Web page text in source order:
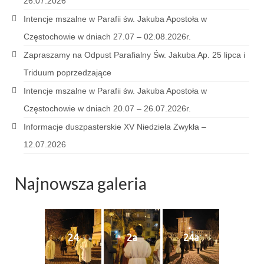
Bierzmowanie 24.10.2022r.
Odpust 2022
Złoty Jubileusz
Pierwsza Komunia Św. – Gr 1
Pierwsza Komunia Św. – Gr 2
Galerie 2021
Odpust 2021
Kościół Stacyjny Wielkiego Postu 2021
Pierwsza Komunia Święta
Intencje mszalne w Parafii św. Jakuba Apostoła w
Częstochowie w dniach 27.07 – 02.08.2026r.
Zapraszamy na Odpust Parafialny Św. Jakuba Ap. 25 lipca i
Triduum poprzedzające
Intencje mszalne w Parafii św. Jakuba Apostoła w
Częstochowie w dniach 20.07 – 26.07.2026r.
Informacje duszpasterskie XV Niedziela Zwykła –
12.07.2026
Najnowsza galeria
24 2a 24a